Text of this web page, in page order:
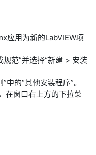
应用为新的LabVIEW项
范”并选择“新建 > 安装
中的“其他安装程序”。
在窗口右上方的下拉菜